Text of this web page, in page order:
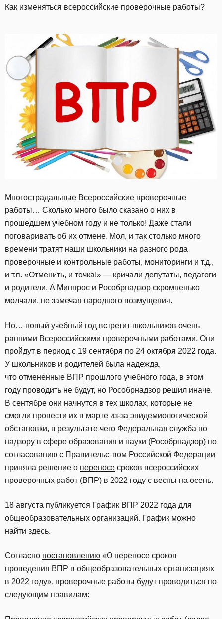
Как изменяться всероссийские проверочные работы?
Многострадальные Всероссийские проверочные
работы… Сколько много было сказано о них в
прошедшем учебном году и не только! Даже стали
поговаривать об их отмене. Мол, и так столько много
времени тратят наши школьники на разного рода
проверочные и контрольные работы, мониторинги и т.д.,
и т.п. «Отменить, и точка!» — кричали депутаты, педагоги
и родители. А Минпрос и Рособрнадзор скромненько
молчали, не замечая народного возмущения.
Но… новый учебный год встретит школьников очень
ранними Всероссийскими проверочными работами. Они
пройдут в период с 19 сентября по 24 октября 2022 года.
У школьников и родителей была надежда,
что отмененные ВПР прошлого учебного года, в этом
году проводить не будут, но Рособрнадзор решил иначе.
В сентябре они начнутся в тех школах, которые не
смогли провести их в марте из-за эпидемиологической
обстановки, в результате чего Федеральная служба по
надзору в сфере образования и науки (Рособрнадзор) по
согласованию с Правительством Российской Федерации
приняла решение о переносе сроков всероссийских
проверочных работ (ВПР) в 2022 году с весны на осень.
18 августа публикуется График ВПР 2022 года для
общеобразовательных организаций. График можно
найти здесь.
Согласно постановлению «О переносе сроков
проведения ВПР в общеобразовательных организациях
в 2022 году», проверочные работы будут проводиться по
следующим правилам: